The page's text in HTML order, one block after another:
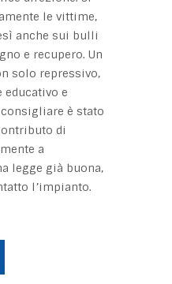
le vittime,
anche sui bulli
e recupero. Un
solo repressivo,
educativo e
è stato
di
a
legge già buona,
l’impianto.